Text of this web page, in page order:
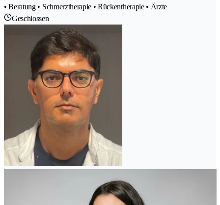
• Beratung • Schmerztherapie • Rückentherapie • Ärzte
Geschlossen